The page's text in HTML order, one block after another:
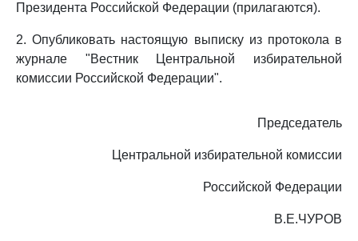
Президента Российской Федерации (прилагаются).
2. Опубликовать настоящую выписку из протокола в
журнале "Вестник Центральной избирательной
комиссии Российской Федерации".
Председатель
Центральной избирательной комиссии
Российской Федерации
В.Е.ЧУРОВ